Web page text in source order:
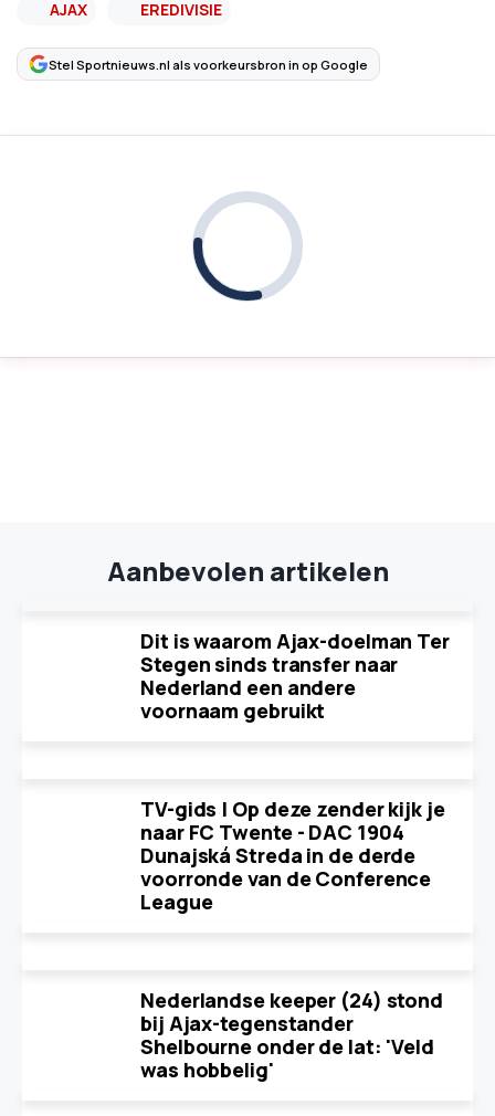
AJAX EREDIVISIE
Stel Sportnieuws.nl als voorkeursbron in op Google
Aanbevolen artikelen
Dit is waarom Ajax-doelman Ter
Stegen sinds transfer naar
Nederland een andere
voornaam gebruikt
TV-gids | Op deze zender kijk je
naar FC Twente - DAC 1904
Dunajská Streda in de derde
voorronde van de Conference
League
Nederlandse keeper (24) stond
bij Ajax-tegenstander
Shelbourne onder de lat: 'Veld
was hobbelig'